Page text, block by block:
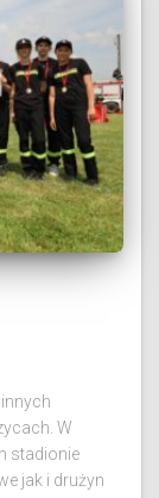
W
stadionie
jak i drużyn